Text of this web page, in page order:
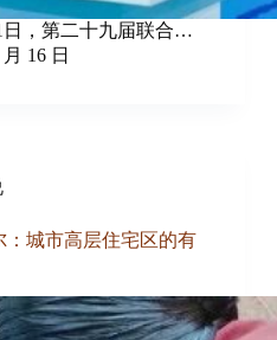
日，第二十九届联合…
16 日
：城市高层住宅区的有